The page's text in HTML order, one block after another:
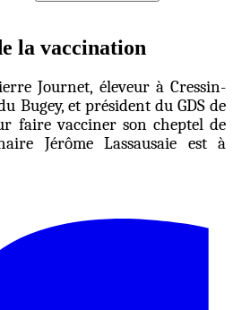
la vaccination
Journet, éleveur à Cressin-
Bugey, et président du GDS de
faire vacciner son cheptel de
Jérôme Lassausaie est à